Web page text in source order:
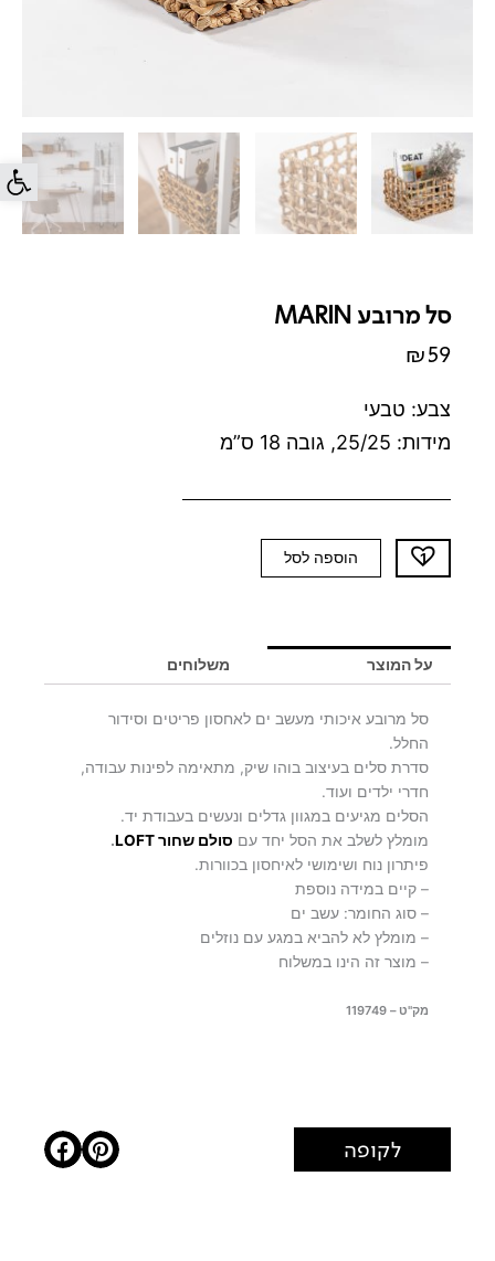
פתח
סל מרובע MARIN
₪59
צבע: טבעי
מידות: 25/25, גובה 18 ס”מ
כמות
של
MARIN
הוספה לסל
על המוצר משלוחים
סל מרובע איכותי מעשב ים לאחסון פריטים וסידור
החלל.
סדרת סלים בעיצוב בוהו שיק, מתאימה לפינות עבודה,
חדרי ילדים ועוד.
הסלים מגיעים במגוון גדלים ונעשים בעבודת יד.
מומלץ לשלב את הסל יחד עם סולם שחור LOFT
.
פיתרון נוח ושימושי לאיחסון בכוורות.
– קיים במידה נוספת
– סוג החומר: עשב ים
– מומלץ לא להביא במגע עם נוזלים
– מוצר זה הינו במשלוח
מק"ט – 119749
לקופה